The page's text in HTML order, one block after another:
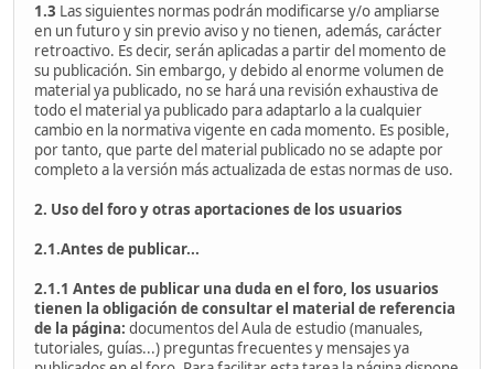
1.3 Las siguientes normas podrán modificarse y/o ampliarse
en un futuro y sin previo aviso y no tienen, además, carácter
retroactivo. Es decir, serán aplicadas a partir del momento de
su publicación. Sin embargo, y debido al enorme volumen de
material ya publicado, no se hará una revisión exhaustiva de
todo el material ya publicado para adaptarlo a la cualquier
cambio en la normativa vigente en cada momento. Es posible,
por tanto, que parte del material publicado no se adapte por
completo a la versión más actualizada de estas normas de uso.
2. Uso del foro y otras aportaciones de los usuarios
2.1.Antes de publicar...
2.1.1 Antes de publicar una duda en el foro, los usuarios
tienen la obligación de consultar el material de referencia
de la página: documentos del Aula de estudio (manuales,
tutoriales, guías...) preguntas frecuentes y mensajes ya